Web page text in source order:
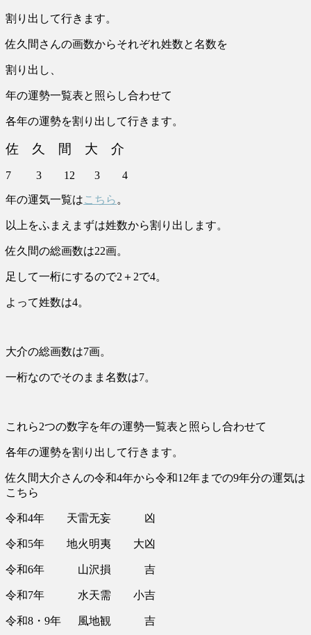
割り出して行きます。
佐久間さんの画数からそれぞれ姓数と名数を
割り出し、
年の運勢一覧表と照らし合わせて
各年の運勢を割り出して行きます。
佐 久 間 大 介
7 3 12 3 4
年の運気一覧はこちら 。
以上をふまえまずは姓数から割り出します。
佐久間の総画数は22画。
足して一桁にするので2＋2で4。
よって姓数は4。
大介の総画数は7画。
一桁なのでそのまま名数は7。
これら2つの数字を年の運勢一覧表と照らし合わせて
各年の運勢を割り出して行きます。
佐久間大介さんの令和4年から令和12年までの9年分の運気は
こちら
令和4年 天雷无妄 凶
令和5年 地火明夷 大凶
令和6年 山沢損 吉
令和7年 水天需 小吉
令和8・9年 風地観 吉